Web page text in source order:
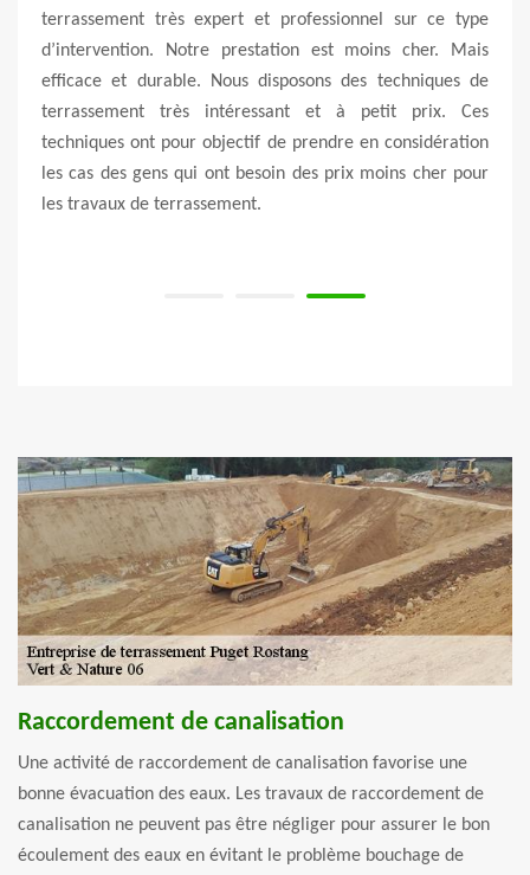
terrassement très expert et professionnel sur ce type
d’intervention. Notre prestation est moins cher. Mais
efficace et durable. Nous disposons des techniques de
terrassement très intéressant et à petit prix. Ces
techniques ont pour objectif de prendre en considération
les cas des gens qui ont besoin des prix moins cher pour
les travaux de terrassement.
Raccordement de canalisation
Une activité de raccordement de canalisation favorise une
bonne évacuation des eaux. Les travaux de raccordement de
canalisation ne peuvent pas être négliger pour assurer le bon
écoulement des eaux en évitant le problème bouchage de